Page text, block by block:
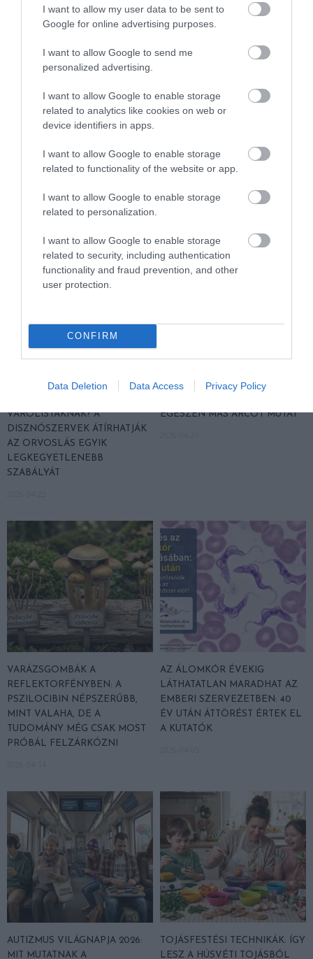
I want to allow my user data to be sent to
Google for online advertising purposes.
I want to allow Google to send me
personalized advertising.
I want to allow Google to enable storage
related to analytics like cookies on web or
device identifiers in apps.
I want to allow Google to enable storage
related to functionality of the website or app.
I want to allow Google to enable storage
related to personalization.
I want to allow Google to enable storage
related to security, including authentication
functionality and fraud prevention, and other
user protection.
CONFIRM
Data Deletion Data Access Privacy Policy
DAVID ATTENBOROUGH 100
MEGTANÍTOTTA A VILÁGNAK,
HOGYAN KELL NÉZNI A
2026-05-08
AZ OKOZTA A RÁKOT
VÉGE LEHET A
VÁRÓLISTÁKNAK? A
DISZNÓSZERVEK ÁTÍRHATJÁK
AZ ORVOSLÁS EGYIK
LEGKEGYETLENEBB
SZABÁLYÁT
AUDHD: AMIKOR AZ AUTIZMUS
EGÉSZEN MÁS ARCOT MUTAT
VARÁZSGOMBÁK A
REFLEKTORFÉNYBEN: A
PSZILOCIBIN NÉPSZERŰBB,
MINT VALAHA, DE A
TUDOMÁNY MÉG CSAK MOST
PRÓBÁL FELZÁRKÓZNI
AZ ÁLOMKÓR ÉVEKIG
LÁTHATATLAN MARADHAT AZ
EMBERI SZERVEZETBEN: 40
ÉV UTÁN ÁTTÖRÉST ÉRTEK EL
A KUTATÓK
AUTIZMUS VILÁGNAPJA 2026:
MIT MUTATNAK A
TOJÁSFESTÉSI TECHNIKÁK: ÍGY
LESZ A HÚSVÉTI TOJÁSBÓL